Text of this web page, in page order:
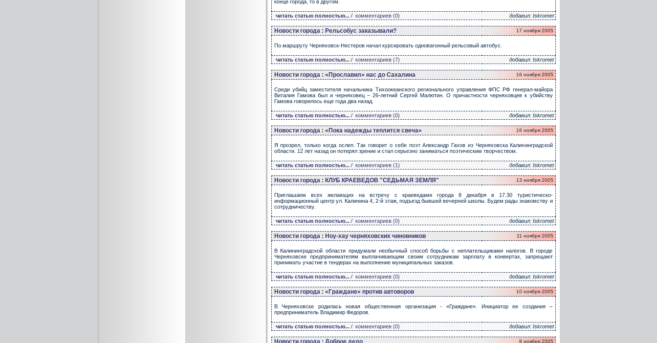
конце города, то в другом.
читать статью полностью... / комментариев (0) добавил: Iskromet
Новости города: Рельсобус заказывали? 17 ноября 2005
По маршруту Черняховск-Нестеров начал курсировать одновагонный рельсовый автобус.
читать статью полностью... / комментариев (7) добавил: Iskromet
Новости города: «Прославил» нас до Сахалина 16 ноября 2005
Среди убийц заместителя начальника Тихоокеанского регионального управления ФПС РФ генерал-майора
Виталия Гамова был и черняховец – 26-летний Сергей Малютин. О причастности черняховцев к убийству
Гамова говорилось еще года два назад.
читать статью полностью... / комментариев (0) добавил: Iskromet
Новости города: «Пока надежды теплится свеча» 16 ноября 2005
Я прозрел, только когда ослеп. Так говорит о себе поэт Александр Гахов из Черняховска Калининградской
области. 12 лет назад он потерял зрение и стал серьезно заниматься поэтическим творчеством.
читать статью полностью... / комментариев (1) добавил: Iskromet
Новости города: КЛУБ КРАЕВЕДОВ "СЕДЬМАЯ ЗЕМЛЯ" 13 ноября 2005
Приглашаем всех желающих на встречу с краеведами города 8 декабря в 17.30 туристическо-
информационный центр ул. Калинина 4, 2-й этаж, подъезд бывшей вечерней школы. Будем рады знакомству и
сотрудничеству.
читать статью полностью... / комментариев (0) добавил: Iskromet
Новости города: Ноу-хау черняховских чиновников 11 ноября 2005
В Калининградской области придумали необычный способ борьбы с неплательщиками налогов. В городе
Черняховске предпринимателям выплачивающим своим сотрудникам зарплату в конвертах, запрещают
принимать участие в тендерах на выполнение муниципальных заказов.
читать статью полностью... / комментариев (0) добавил: Iskromet
Новости города: «Граждане» против автоворов 10 ноября 2005
В Черняховске родилась новая общественная организация - «Граждане». Инициатор ее создания –
предприниматель Владимир Федоров.
читать статью полностью... / комментариев (0) добавил: Iskromet
Новости города : Доброе дело 8 ноября 2005